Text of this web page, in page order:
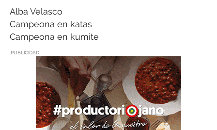
Alba Velasco
Campeona en katas
Campeona en kumite
PUBLICIDAD